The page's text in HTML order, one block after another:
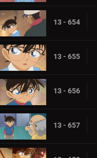
13 - 654
13 - 655
13 - 656
13 - 657